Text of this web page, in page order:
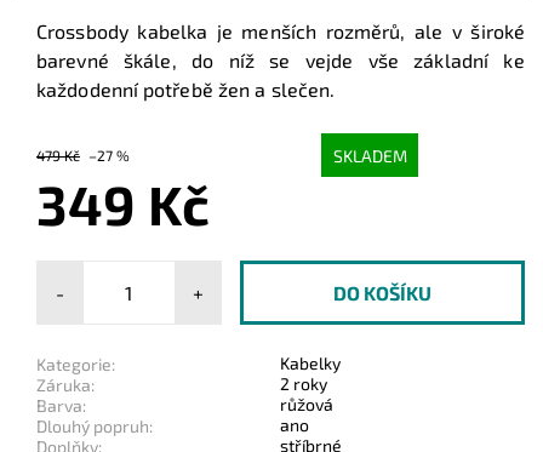
Crossbody kabelka je menších rozměrů, ale v široké
barevné škále, do níž se vejde vše základní ke
každodenní potřebě žen a slečen.
479 Kč –27 % SKLADEM
349 Kč
- +
Kategorie:
Kabelky
Záruka:
2 roky
Barva:
růžová
Dlouhý popruh:
ano
Doplňky:
stříbrné